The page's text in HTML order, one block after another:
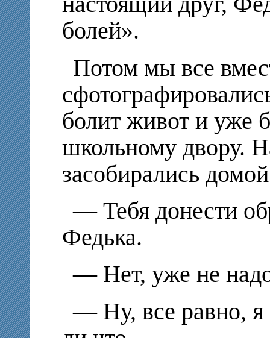
болей».
Потом мы все
болит живот и уже
школьному двору.
засобирались
— Тебя донести
Федька.
— Нет, уже не
— Ну, все равно, я